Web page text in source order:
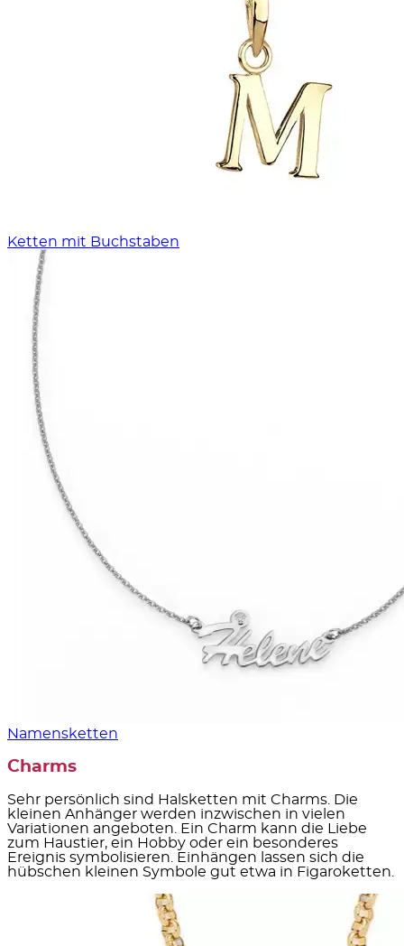
Ketten mit Buchstaben
Namensketten
Charms
Sehr persönlich sind Halsketten mit Charms. Die
kleinen Anhänger werden inzwischen in vielen
Variationen angeboten. Ein Charm kann die Liebe
zum Haustier, ein Hobby oder ein besonderes
Ereignis symbolisieren. Einhängen lassen sich die
hübschen kleinen Symbole gut etwa in Figaroketten.